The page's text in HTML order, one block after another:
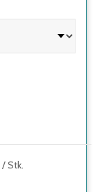
/Stk.